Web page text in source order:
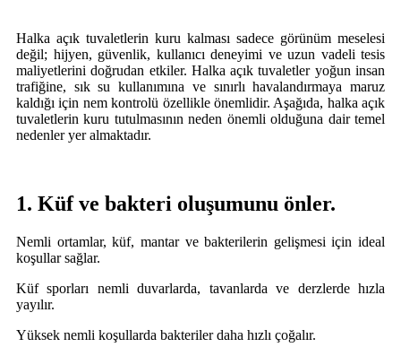
Halka açık tuvaletlerin kuru kalması sadece görünüm meselesi
değil; hijyen, güvenlik, kullanıcı deneyimi ve uzun vadeli tesis
maliyetlerini doğrudan etkiler. Halka açık tuvaletler yoğun insan
trafiğine, sık su kullanımına ve sınırlı havalandırmaya maruz
kaldığı için nem kontrolü özellikle önemlidir. Aşağıda, halka açık
tuvaletlerin kuru tutulmasının neden önemli olduğuna dair temel
nedenler yer almaktadır.
1. Küf ve bakteri oluşumunu önler.
Nemli ortamlar, küf, mantar ve bakterilerin gelişmesi için ideal
koşullar sağlar.
Küf sporları nemli duvarlarda, tavanlarda ve derzlerde hızla
yayılır.
Yüksek nemli koşullarda bakteriler daha hızlı çoğalır.